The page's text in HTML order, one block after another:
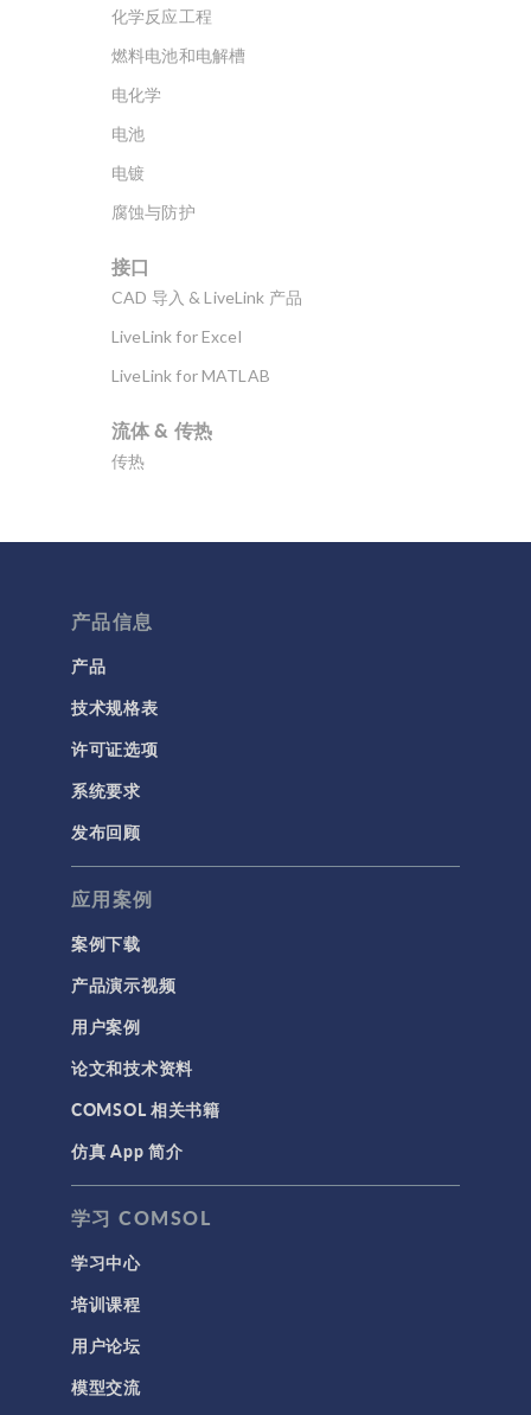
化学反应工程
燃料电池和电解槽
电化学
电池
电镀
腐蚀与防护
接口
CAD 导入 & LiveLink 产品
LiveLink for Excel
LiveLink for MATLAB
流体 & 传热
传热
多孔介质流动
流体流动颗粒跟踪
电磁学
RF 与微波工程
低频电磁学
半导体器件
带电粒子追踪
波动光学
等离子体物理
科学新闻
结构 & 声学
MEMS & 压电器件
声学与振动
岩土力学
材料模型
结构力学
结构动力学
API
产品信息
产品
技术规格表
许可证选项
系统要求
发布回顾
应用案例
案例下载
产品演示视频
用户案例
论文和技术资料
COMSOL 相关书籍
仿真 App 简介
学习 COMSOL
学习中心
培训课程
用户论坛
模型交流